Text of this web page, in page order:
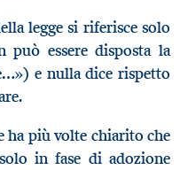
legge si riferisce solo
può essere disposta la
e nulla dice rispetto
ha più volte chiarito che
in fase di adozione